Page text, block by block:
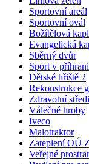
Sportovní areál
Sportovní ovál
Božítělová
Evangelická
Sběrný dvůr
Sport v
Dětské hřiště 2
Rekonstrukce
Zdravotní
Válečné hroby
Iveco
Malotraktor
Zateplení OÚ
Veřejné